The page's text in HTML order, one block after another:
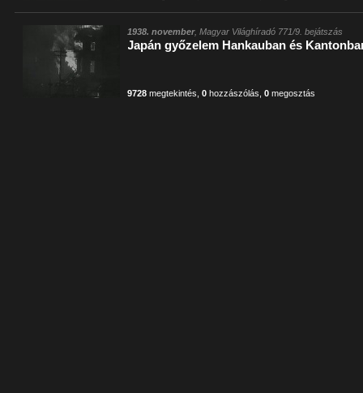
1938. november, Magyar Világhíradó 771/9. bejátszás
Japán győzelem Hankauban és
9728 megtekintés ,0 hozzászólás ,0 megosztás